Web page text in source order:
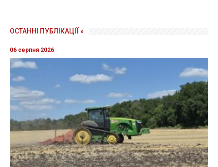
ОСТАННІ ПУБЛІКАЦІЇ »
06 серпня 2026